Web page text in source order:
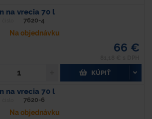
na vrecia 70 l
7620-4
Na objednávku
66 €
KÚPIŤ
na vrecia 70 l
7620-6
Na objednávku